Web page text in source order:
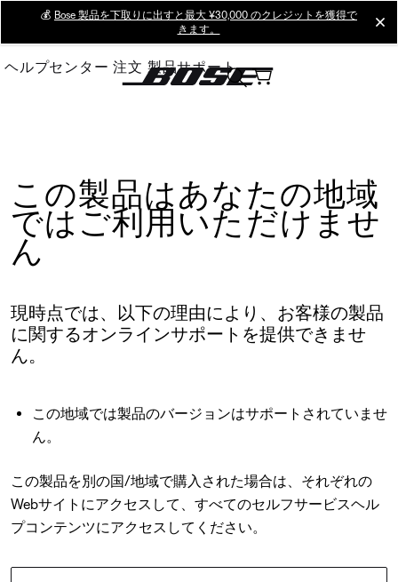
Main
💰 Bose 製品を下取りに出すと最大 ¥30,000 のクレジットを獲得で
きます。
ヘルプセンター 注文 製品サポート
この製品はあなたの地域
ではご利用いただけませ
ん
現時点では、以下の理由により、お客様の製品
に関するオンラインサポートを提供できませ
ん。
この地域では製品のバージョンはサポートされていませ
ん。
この製品を別の国/地域で購入された場合は、それぞれの
Webサイトにアクセスして、すべてのセルフサービスヘル
プコンテンツにアクセスしてください。